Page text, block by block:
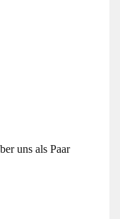
uns als Paar